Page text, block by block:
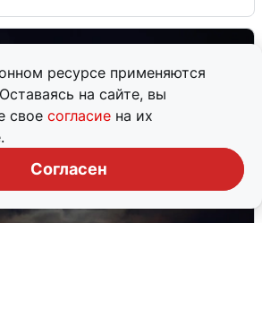
ресурсе применяются
на сайте, вы
свое согласие на их
Согласен